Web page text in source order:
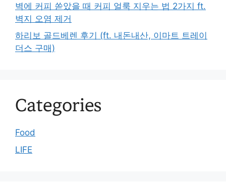
벽에 커피 쏟았을 때 커피 얼룩 지우는 법 2가지 ft.
벽지 오염 제거
하리보 골드베렌 후기 (ft. 내돈내산, 이마트 트레이
더스 구매)
Categories
Food
LIFE